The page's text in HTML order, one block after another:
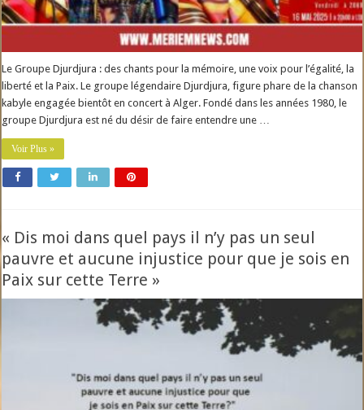
Le Groupe Djurdjura : des chants pour la mémoire, une voix pour l’égalité, la
liberté et la Paix. Le groupe légendaire Djurdjura, figure phare de la chanson
kabyle engagée bientôt en concert à Alger. Fondé dans les années 1980, le
groupe Djurdjura est né du désir de faire entendre une …
Voir Plus »
« Dis moi dans quel pays il n’y pas un seul
pauvre et aucune injustice pour que je sois en
Paix sur cette Terre »